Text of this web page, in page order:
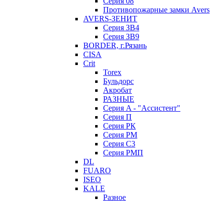
Противопожарные замки Avers
AVERS-ЗЕНИТ
Серия ЗВ4
Серия ЗВ9
BORDER, г.Рязань
CISA
Crit
Torex
Бульдорс
Акробат
РАЗНЫЕ
Серия A - "Ассистент"
Серия П
Серия РК
Серия РМ
Серия С3
Серия РМП
DL
FUARO
ISEO
KALE
Разное